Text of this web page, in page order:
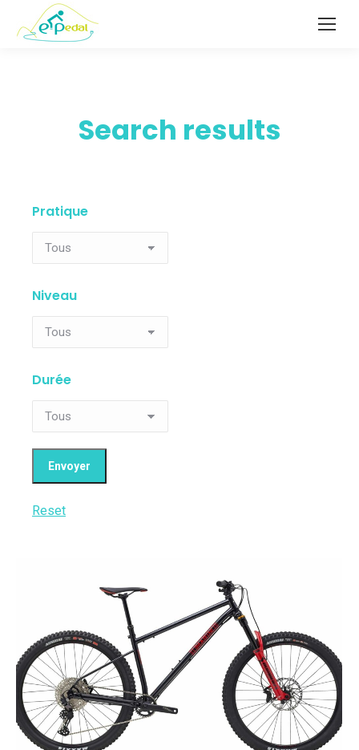
Search results
Pratique
Niveau
Durée
Reset